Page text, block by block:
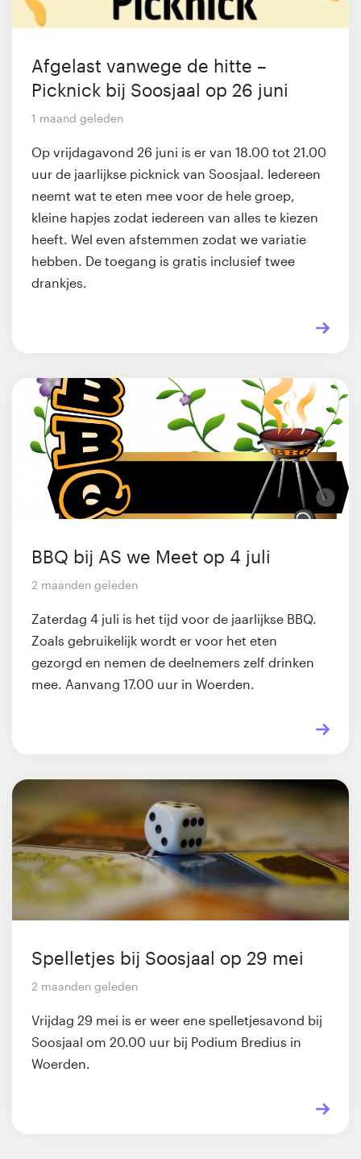
Afgelast vanwege de hitte –
Picknick bij Soosjaal op 26 juni
1 maand geleden
Op vrijdagavond 26 juni is er van 18.00 tot 21.00
uur de jaarlijkse picknick van Soosjaal. Iedereen
neemt wat te eten mee voor de hele groep,
kleine hapjes zodat iedereen van alles te kiezen
heeft. Wel even afstemmen zodat we variatie
hebben. De toegang is gratis inclusief twee
drankjes.
BBQ bij AS we Meet op 4 juli
2 maanden geleden
Zaterdag 4 juli is het tijd voor de jaarlijkse BBQ.
Zoals gebruikelijk wordt er voor het eten
gezorgd en nemen de deelnemers zelf drinken
mee. Aanvang 17.00 uur in Woerden.
Spelletjes bij Soosjaal op 29 mei
2 maanden geleden
Vrijdag 29 mei is er weer ene spelletjesavond bij
Soosjaal om 20.00 uur bij Podium Bredius in
Woerden.